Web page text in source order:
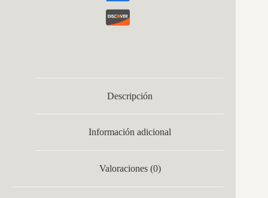
Descripción
Información adicional
Valoraciones (0)